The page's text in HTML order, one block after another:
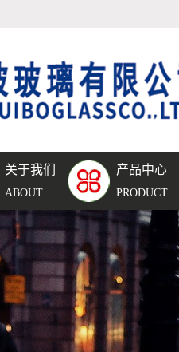
关于我们
ABOUT
产品中心
PRODUCT
钢化夹层玻
璃
钢化中空玻
璃
单片钢化玻
璃
防弹玻璃